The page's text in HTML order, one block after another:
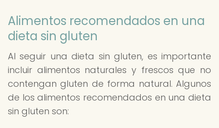
Alimentos recomendados en una
dieta sin gluten
Al seguir una dieta sin gluten, es importante
incluir alimentos naturales y frescos que no
contengan gluten de forma natural. Algunos
de los alimentos recomendados en una dieta
sin gluten son: